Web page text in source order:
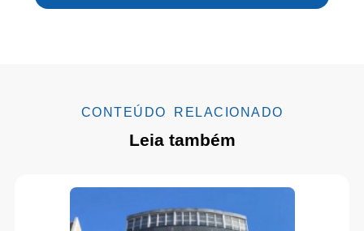
CONTEÚDO RELACIONADO
Leia também